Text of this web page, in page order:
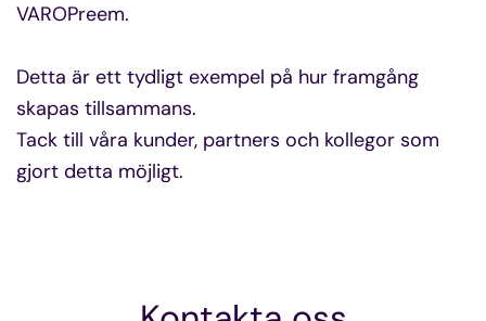
VAROPreem.
Detta är ett tydligt exempel på hur framgång
skapas tillsammans.
Tack till våra kunder, partners och kollegor som
gjort detta möjligt.